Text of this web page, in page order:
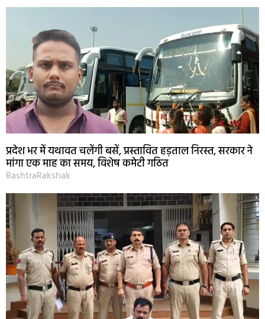
प्रदेश भर में यथावत चलेंगी बसें, प्रस्तावित हड़ताल निरस्त, सरकार ने
मांगा एक माह का समय, विशेष कमेटी गठित
RashtraRakshak